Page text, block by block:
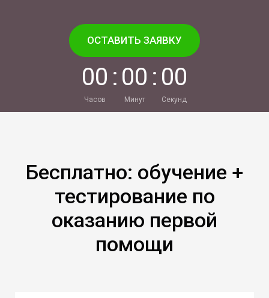
ОСТАВИТЬ ЗАЯВКУ
00
Часов
: 00
Минут
: 00
Секунд
Бесплатно: обучение +
тестирование по
оказанию первой
помощи